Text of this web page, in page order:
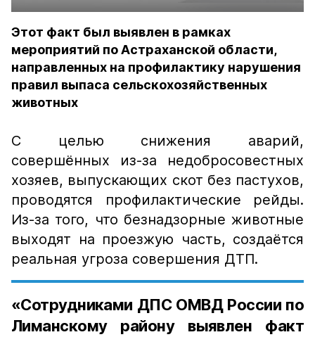
Этот факт был выявлен в рамках
мероприятий по Астраханской области,
направленных на профилактику нарушения
правил выпаса сельскохозяйственных
животных
С целью снижения аварий,
совершённых из-за недобросовестных
хозяев, выпускающих скот без пастухов,
проводятся профилактические рейды.
Из-за того, что безнадзорные животные
выходят на проезжую часть, создаётся
реальная угроза совершения ДТП.
«Сотрудниками ДПС ОМВД России по
Лиманскому району выявлен факт